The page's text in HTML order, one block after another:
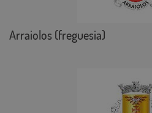
Arraiolos (freguesia)